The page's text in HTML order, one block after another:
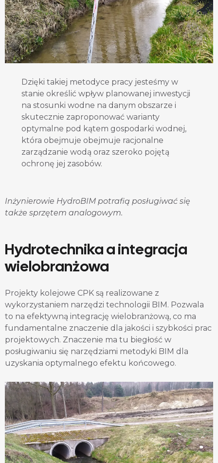
Dzięki takiej metodyce pracy jesteśmy w
stanie określić wpływ planowanej inwestycji
na stosunki wodne na danym obszarze i
skutecznie zaproponować warianty
optymalne pod kątem gospodarki wodnej,
która obejmuje obejmuje racjonalne
zarządzanie wodą oraz szeroko pojętą
ochronę jej zasobów.
Inżynierowie HydroBIM potrafią posługiwać się
także sprzętem analogowym.
Hydrotechnika a integracja
wielobranżowa
Projekty kolejowe CPK są realizowane z
wykorzystaniem narzędzi technologii BIM. Pozwala
to na efektywną integrację wielobranżową, co ma
fundamentalne znaczenie dla jakości i szybkości prac
projektowych. Znaczenie ma tu biegłość w
posługiwaniu się narzędziami metodyki BIM dla
uzyskania optymalnego efektu końcowego.